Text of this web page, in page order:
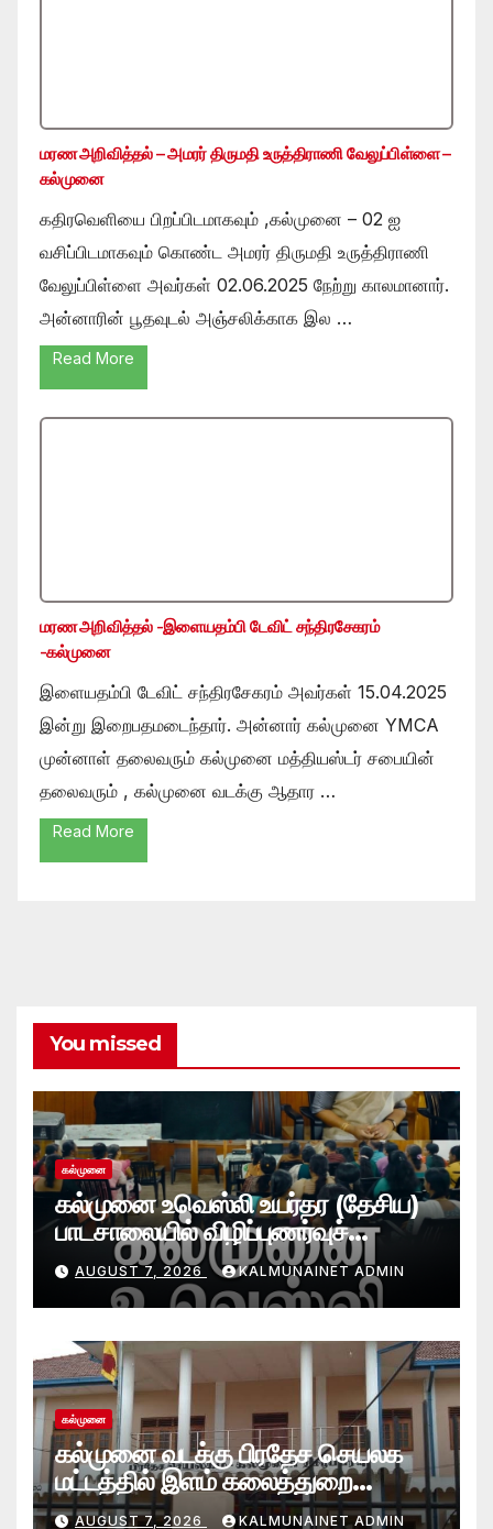
மரண அறிவித்தல் – அமரர் திருமதி உருத்திராணி வேலுப்பிள்ளை –
கல்முனை
கதிரவெளியை பிறப்பிடமாகவும் ,கல்முனை – 02 ஐ
வசிப்பிடமாகவும் கொண்ட அமரர் திருமதி உருத்திராணி
வேலுப்பிள்ளை அவர்கள் 02.06.2025 நேற்று காலமானார்.
அன்னாரின் பூதவுடல் அஞ்சலிக்காக இல …
Read More
மரண அறிவித்தல் -இளையதம்பி டேவிட் சந்திரசேகரம்
-கல்முனை
இளையதம்பி டேவிட் சந்திரசேகரம் அவர்கள் 15.04.2025
இன்று இறைபதமடைந்தார். அன்னார் கல்முனை YMCA
முன்னாள் தலைவரும் கல்முனை மத்தியஸ்டர் சபையின்
தலைவரும் , கல்முனை வடக்கு ஆதார …
Read More
You missed
கல்முனை
கல்முனை உவெஸ்லி உயர்தர (தேசிய)
பாடசாலையில் விழிப்புணர்வுச்
செயலமர்வு
AUGUST 7, 2026 KALMUNAINET ADMIN
கல்முனை
கல்முனை வடக்கு பிரதேச செயலக
மட்டத்தில் இளம் கலைத்துறை
சாதனையாளர்களை உருவாக்கும்
AUGUST 7, 2026 KALMUNAINET ADMIN